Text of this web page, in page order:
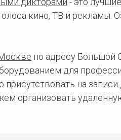
кино, ТВ и рекламы.
по адресу Большой
для
на
организовать